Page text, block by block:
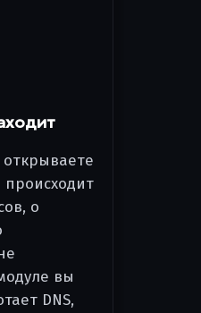
происходит
о
вы
DNS,